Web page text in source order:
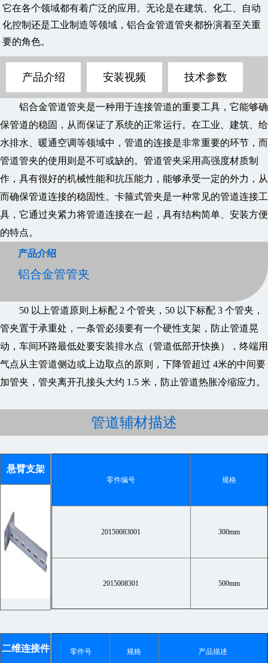
它在各个领域都有着广泛的应用。无论是在建筑、化工、自动
化控制还是工业制造等领域，铝合金管道管夹都扮演着至关重
要的角色。
产品介绍 安装视频 技术参数
铝合金管道管夹是一种用于连接管道的重要工具，它能够确
保管道的稳固，从而保证了系统的正常运行。在工业、建筑、给
水排水、暖通空调等领域中，管道的连接是非常重要的环节，而
管道管夹的使用则是不可或缺的。管道管夹采用高强度材质制
作，具有很好的机械性能和抗压能力，能够承受一定的外力，从
而确保管道连接的稳固性。卡箍式管夹是一种常见的管道连接工
具，它通过夹紧力将管道连接在一起，具有结构简单、安装方便
的特点。
产品介绍
铝合金管管夹
50 以上管道原则上标配 2 个管夹，50 以下标配 3 个管夹，
管夹置于承重处，一条管必须要有一个硬性支架，防止管道晃
动，车间环路最低处要安装排水点（管道低部开快换），终端用
气点从主管道侧边或上边取点的原则，下降管超过 4米的中间要
加管夹，管夹离开孔接头大约 1.5 米，防止管道热胀冷缩应力。
管道辅材描述
悬臂支架
零件编号 规格
20150083001 300mm
2015008301 500mm
二维连接件 零件号 规格 产品描述